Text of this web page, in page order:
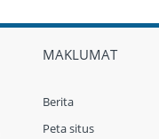
MAKLUMAT
Berita
Peta situs